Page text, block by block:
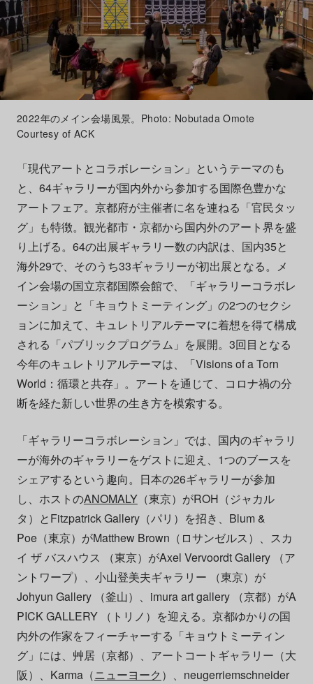
2022年のメイン会場風景。Photo: Nobutada Omote
Courtesy of ACK
「現代アートとコラボレーション」というテーマのも
と、64ギャラリーが国内外から参加する国際色豊かな
アートフェア。京都府が主催者に名を連ねる「官民タッ
グ」も特徴。観光都市・京都から国内外のアート界を盛
り上げる。64の出展ギャラリー数の内訳は、国内35と
海外29で、そのうち33ギャラリーが初出展となる。メ
イン会場の国立京都国際会館で、「ギャラリーコラボレ
ーション」と「キョウトミーティング」の2つのセクシ
ョンに加えて、キュレトリアルテーマに着想を得て構成
される「パブリックプログラム」を展開。3回目となる
今年のキュレトリアルテーマは、「Visions of a Torn
World：循環と共存」。アートを通じて、コロナ禍の分
断を経た新しい世界の生き方を模索する。
「ギャラリーコラボレーション」では、国内のギャラリ
ーが海外のギャラリーをゲストに迎え、1つのブースを
シェアするという趣向。日本の26ギャラリーが参加
し、ホストのANOMALY（東京）がROH（ジャカル
タ）とFitzpatrick Gallery（パリ）を招き、Blum &
Poe（東京）がMatthew Brown（ロサンゼルス）、スカ
イ ザ バスハウス （東京）がAxel Vervoordt Gallery （ア
ントワープ）、小山登美夫ギャラリー （東京）が
Johyun Gallery （釜山）、imura art gallery （京都）がA
PICK GALLERY （トリノ）を迎える。京都ゆかりの国
内外の作家をフィーチャーする「キョウトミーティン
グ」には、艸居（京都）、アートコートギャラリー（大
阪）、Karma（ニューヨーク ）、neugerriemschneider